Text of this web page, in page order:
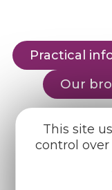
This site
control
Practical
Our